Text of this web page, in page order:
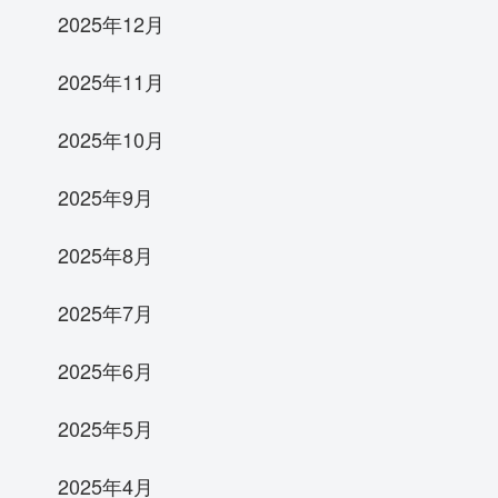
2025年12月
2025年11月
2025年10月
2025年9月
2025年8月
2025年7月
2025年6月
2025年5月
2025年4月